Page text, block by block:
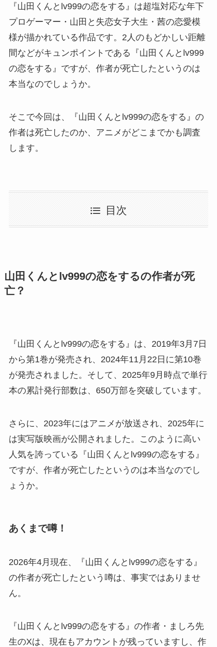
『山田くんとlv999の恋をする』は超塩対応な年下
プロゲーマー・山田と失恋女子大生・茜の恋愛模
様が描かれている作品です。2人のもどかしい距離
間などがキュンポイントである『山田くんとlv999
の恋をする』ですが、作者が死亡したというのは
本当なのでしょうか。
そこで今回は、『山田くんとlv999の恋をする』の
作者は死亡したのか、アニメがどこまでかも調査
します。
目次
山田くんとlv999の恋をするの作者が死
亡？
『山田くんとlv999の恋をする』は、2019年3月7日
から第1巻が発売され、2024年11月22日に第10巻
が発売されました。そして、2025年9月時点で単行
本の累計発行部数は、650万部を突破しています。
さらに、2023年にはアニメが放送され、2025年に
は実写版映画が公開されました。このように高い
人気を誇っている『山田くんとlv999の恋をする』
ですが、作者が死亡したというのは本当なのでし
ょうか。
あくまで噂！
2026年4月現在、『山田くんとlv999の恋をする』
の作者が死亡したという噂は、事実ではありませ
ん。
『山田くんとlv999の恋をする』の作者・ましろ先
生のXは、現在もアカウントが残っていますし、作